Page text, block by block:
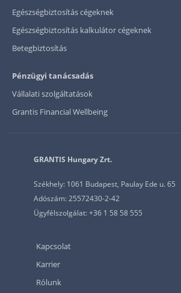
Egészségbiztosítás cégeknek
Egészségbiztosítás kalkulátor cégeknek
Betegbiztosítás
Pénzügyi tanácsadás
Vállalati szolgáltatások
Grantis Financial Wellbeing
GRANTIS Hungary Zrt.
Székhely: 1061 Budapest, Paulay Ede u. 65
Adószám: 25572430-2-42
Ügyfélszolgálat: +36 1 58 58 555
Kapcsolat
Karrier
Rólunk